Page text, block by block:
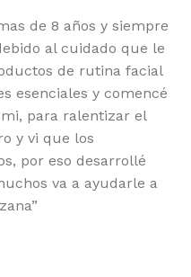
de 8 años y siempre
al cuidado que le
de rutina facial
esenciales y comencé
mi, para ralentizar el
y vi que los
por eso desarrollé
va a ayudarle a